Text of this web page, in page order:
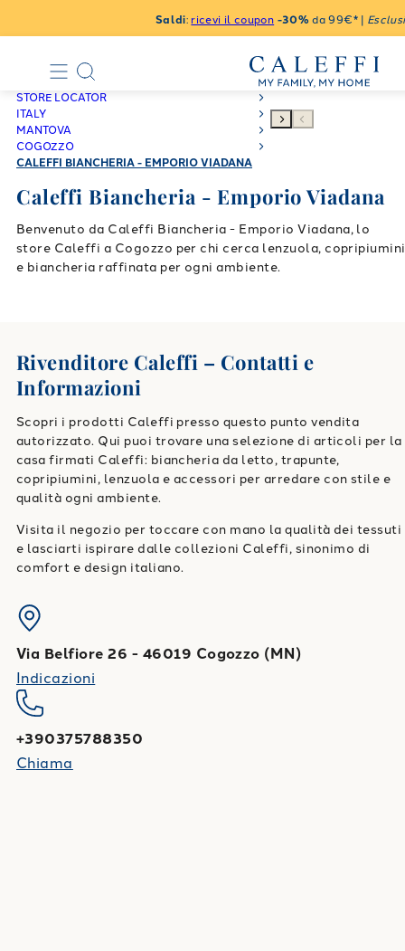
Saldi: ricevi il coupon -30%da 99€* |
STORE LOCATOR
ITALY
MANTOVA
COGOZZO
CALEFFI BIANCHERIA - EMPORIO VIADANA
Caleffi Biancheria - Emporio Viadana
Benvenuto da Caleffi Biancheria - Emporio Viadana, lo
store Caleffi a Cogozzo per chi cerca lenzuola, copripiumini
e biancheria raffinata per ogni ambiente.
Rivenditore Caleffi – Contatti e
Informazioni
Scopri i prodotti Caleffi presso questo punto vendita
autorizzato. Qui puoi trovare una selezione di articoli per la
casa firmati Caleffi: biancheria da letto, trapunte,
copripiumini, lenzuola e accessori per arredare con stile e
qualità ogni ambiente.
Visita il negozio per toccare con mano la qualità dei tessuti
e lasciarti ispirare dalle collezioni Caleffi, sinonimo di
comfort e design italiano.
Via Belfiore 26 - 46019 Cogozzo (MN)
Indicazioni
+390375788350
Chiama